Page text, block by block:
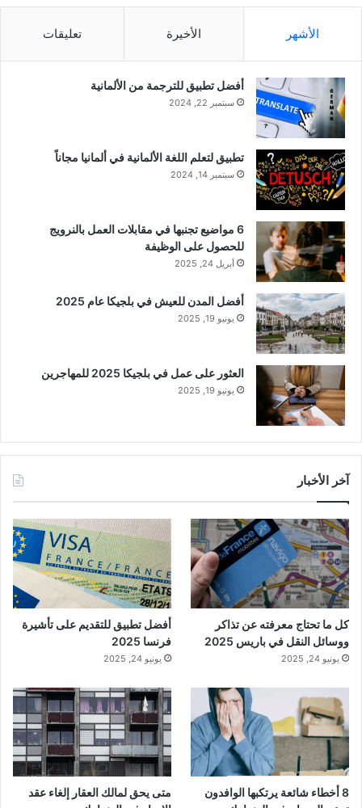
الأشهر الأخيرة تعليقات
أفضل تطبيق للترجمة من الألمانية
سبتمبر 22, 2024
تطبيق لتعلم اللغة الألمانية في ألمانيا مجاناً
سبتمبر 14, 2024
6 مواضيع تجنبها في مقابلات العمل بالنرويج
للحصول على الوظيفة
أبريل 24, 2025
أفضل المدن للعيش في بلجيكا عام 2025
يونيو 19, 2025
العثور على عمل في بلجيكا 2025 للمهاجرين
يونيو 19, 2025
آخر الأخبار
كل ما تحتاج معرفته عن تذاكر
ووسائل النقل في باريس 2025
يونيو 24, 2025
أفضل تطبيق للتقديم على تأشيرة
فرنسا 2025
يونيو 24, 2025
8 أخطاء شائعة يرتكبها الوافدون
متى يحق لمالك العقار إلغاء عقد